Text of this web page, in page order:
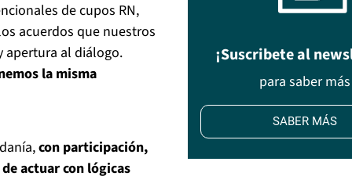
de cupos RN,
acuerdos que nuestros
apertura al diálogo.
la misma
con participación,
actuar con lógicas
¡Suscribete al
para saber más
SABER MÁS